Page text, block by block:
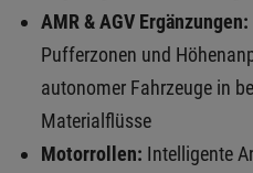
AMR & AGV Ergänzungen:
Pufferzonen und
autonomer Fahrzeuge in
Materialflüsse
Motorrollen: Intelligente